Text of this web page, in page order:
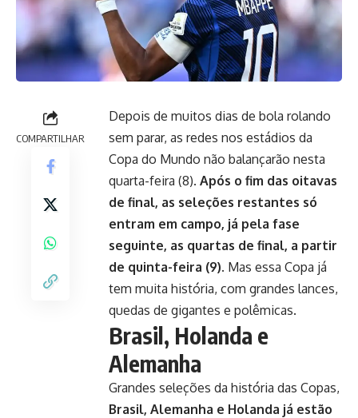
COMPARTILHAR
Depois de muitos dias de bola rolando
sem parar, as redes nos estádios da
Copa do Mundo não balançarão nesta
quarta-feira (8). Após o fim das oitavas
de final, as seleções restantes só
entram em campo, já pela fase
seguinte, as quartas de final, a partir
de quinta-feira (9). Mas essa Copa já
tem muita história, com grandes lances,
quedas de gigantes e polêmicas.
Brasil, Holanda e
Alemanha
Grandes seleções da história das Copas,
Brasil, Alemanha e Holanda já estão